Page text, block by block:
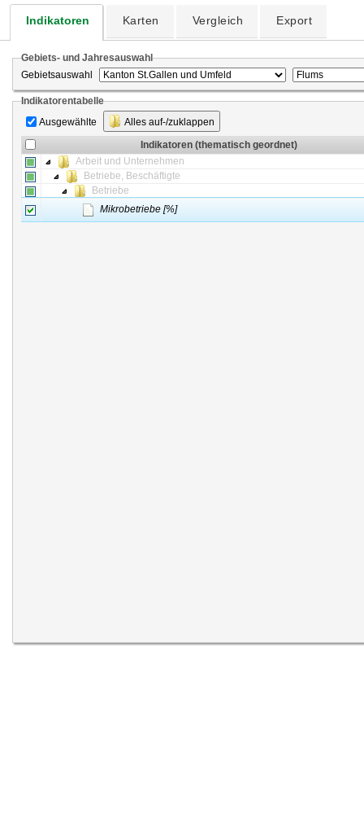
Indikatoren Karten Vergleich Export
Gebiets- und Jahresauswahl
Gebietsauswahl
Indikatorentabelle
Ausgewählte
Alles auf-/zuklappen
Indikatoren (thematisch geordnet)
Arbeit und Unternehmen
Betriebe, Beschäftigte
Betriebe
Mikrobetriebe [%]